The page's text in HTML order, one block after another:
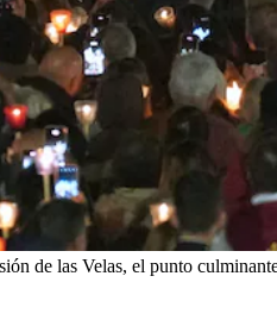
de las Velas, el punto